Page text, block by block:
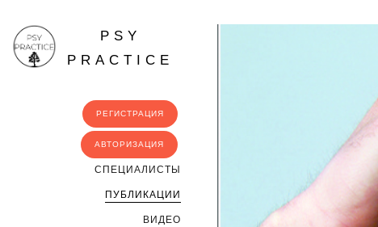
PSY
PRACTICE
РЕГИСТРАЦИЯ
АВТОРИЗАЦИЯ
CПЕЦИАЛИСТЫ
ПУБЛИКАЦИИ
ВИДЕО